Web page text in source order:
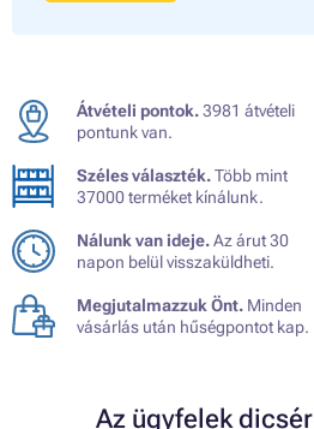
Átvételi pontok.3981 átvételi
pontunk van.
Széles választék.Több mint
37000 terméket kínálunk.
Nálunk van ideje.Az árut 30
napon belül visszaküldheti.
Megjutalmazzuk Önt. Minden
vásárlás után hűségpontot kap.
Az ügyfelek